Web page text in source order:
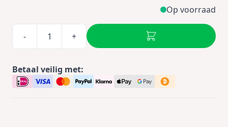
Op voorraad
- +
Betaal veilig met: